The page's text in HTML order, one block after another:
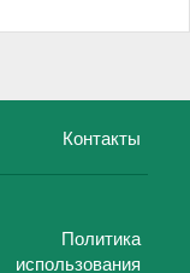
Контакты
Политика
использования